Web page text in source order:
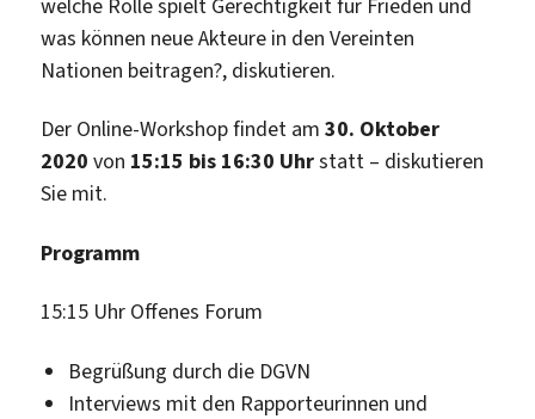
was können neue Akteure in den Vereinten
Nationen beitragen?, diskutieren.
Der Online-Workshop findet am30. Oktober
2020 von 15:15 bis 16:30 Uhrstatt – diskutieren
Sie mit.
Programm
15:15 Uhr Offenes Forum
Begrüßung durch die DGVN
Interviews mit den Rapporteurinnen und